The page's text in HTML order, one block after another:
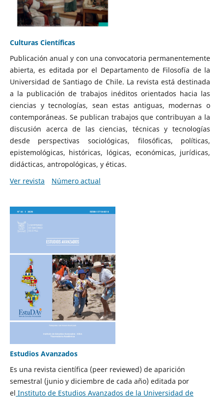
Culturas Científicas
Publicación anual y con una convocatoria permanentemente
abierta, es editada por el Departamento de Filosofía de la
Universidad de Santiago de Chile. La revista está destinada
a la publicación de trabajos inéditos orientados hacia las
ciencias y tecnologías, sean estas antiguas, modernas o
contemporáneas. Se publican trabajos que contribuyan a la
discusión acerca de las ciencias, técnicas y tecnologías
desde perspectivas sociológicas, filosóficas, políticas,
epistemológicas, históricas, lógicas, económicas, jurídicas,
didácticas, antropológicas, y éticas.
Ver revista
Número actual
Estudios Avanzados
Es una revista científica (peer reviewed) de aparición
semestral (junio y diciembre de cada año) editada por
el Instituto de Estudios Avanzados de la Universidad de